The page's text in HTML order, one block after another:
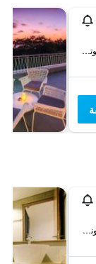
Jl. Kartika Plaza No 46, كوتا, إندونيسيا
Jalan Mandala 2, كوتا, إندونيسيا